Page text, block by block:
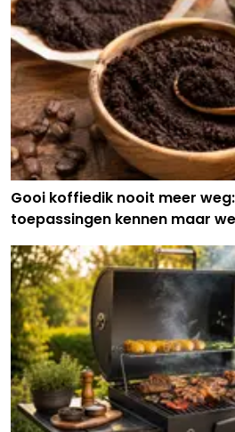
Gooi koffiedik nooit meer
toepassingen kennen maar